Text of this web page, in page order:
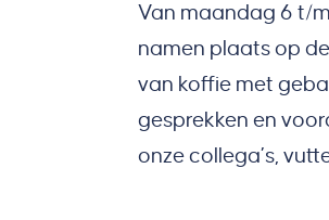
Van maandag 6 t/
namen plaats op
van koffie met
gesprekken en
onze collega’s,